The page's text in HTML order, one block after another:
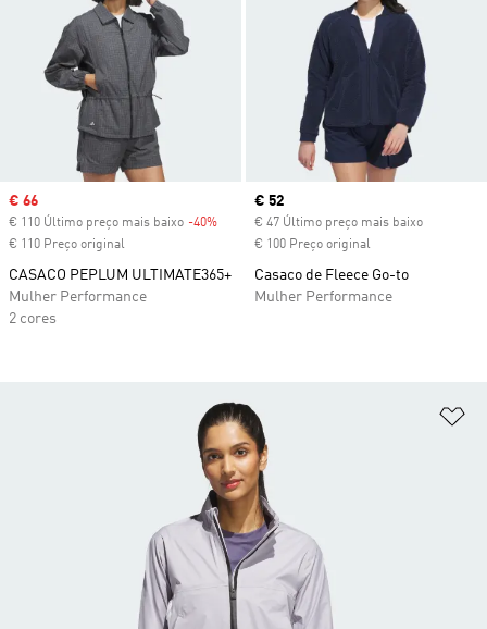
Sale price
€ 66
€ 110 Último preço mais baixo -40% Discount
€ 110 Preço original
CASACO PEPLUM ULTIMATE365+
Mulher Performance
2 cores
Current price
€ 52
€ 47 Último preço mais baixo
€ 100 Preço original
Casaco de Fleece Go-to
Mulher Performance